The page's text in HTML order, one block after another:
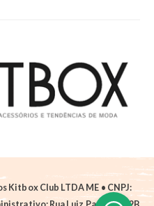
Kitbox Club LTDA ME • CNPJ: